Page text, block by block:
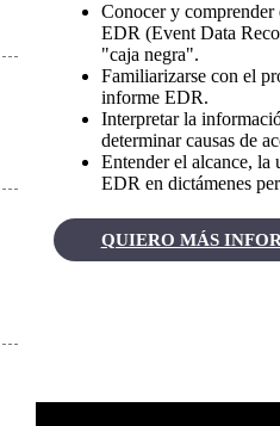
Conocer y comprender
EDR (Event Data
"caja negra".
Familiarizarse con el
informe EDR.
Interpretar la
determinar causas de
Entender el alcance,
EDR en dictámenes
QUIERO MÁS